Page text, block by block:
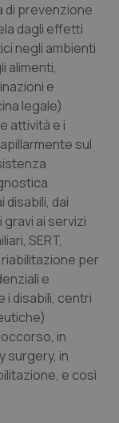
Ulcerosa
di prevenzione
dagli effetti
negli ambienti
alimenti,
e
legale)
attività e i
sul
disabili, dai
gravi ai servizi
SERT,
per
e
i disabili, centri
in
surgery, in
e così